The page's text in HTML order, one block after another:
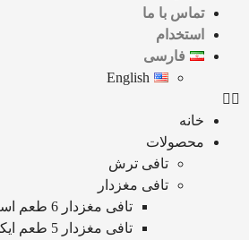
تماس با ما
استخدام
فارسی
English
خانه
محصولات
تافی ترش
تافی مغزدار
تافی مغزدار 6 طعم اسپشیال
تافی مغزدار 5 طعم ایکلیرز